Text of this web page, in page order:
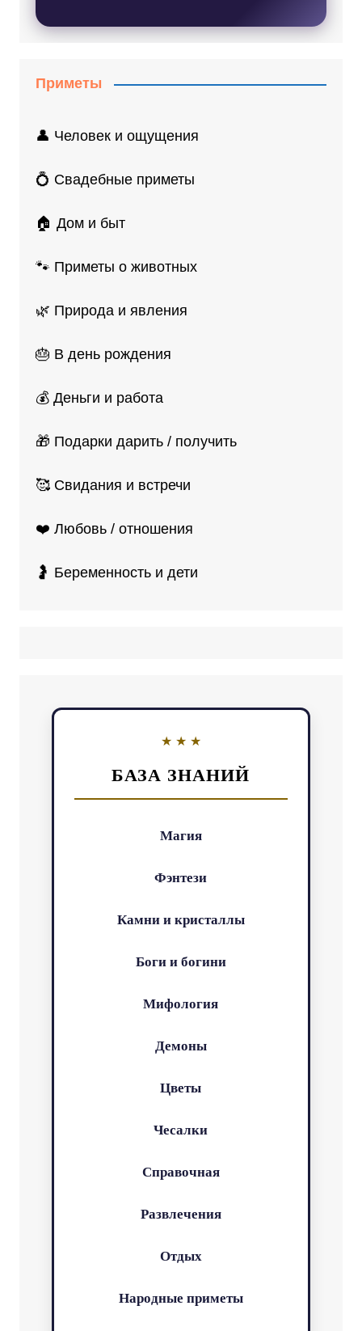
Приметы
👤 Человек и ощущения
💍 Свадебные приметы
🏠 Дом и быт
🐾 Приметы о животных
🌿 Природа и явления
🎂 В день рождения
💰 Деньги и работа
🎁 Подарки дарить / получить
🥰 Свидания и встречи
❤️ Любовь / отношения
🤰 Беременность и дети
БАЗА ЗНАНИЙ
Магия
Фэнтези
Камни и кристаллы
Боги и богини
Мифология
Демоны
Цветы
Чесалки
Справочная
Развлечения
Отдых
Народные приметы